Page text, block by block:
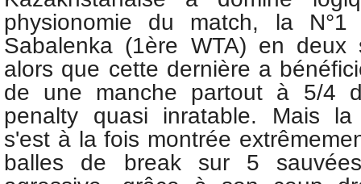
physionomie du match, la
Sabalenka (1ère WTA) en deux
alors que cette dernière a
de une manche partout à 5/4
penalty quasi inratable. Mais la
s'est à la fois montrée
balles de break sur 5